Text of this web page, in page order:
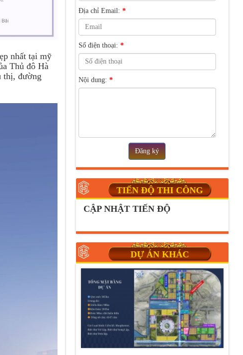
nhất tại mỹ
Thủ đô Hà
thị, đường
Địa chỉ Email: *
Số điện thoại: *
Nội dung: *
Đăng ký
TIẾN ĐỘ THI CÔNG
CẬP NHẬT TIẾN ĐỘ
DỰ ÁN KHÁC